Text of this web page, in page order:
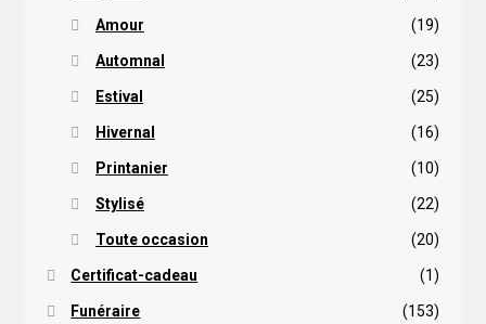
Amour (19)
Automnal (23)
Estival (25)
Hivernal (16)
Printanier (10)
Stylisé (22)
Toute occasion (20)
Certificat-cadeau (1)
Funéraire (153)